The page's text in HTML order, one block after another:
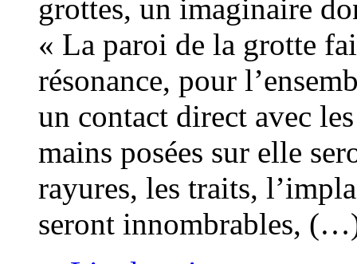
grottes, un imaginaire
« La paroi de la grotte
résonance, pour
un contact direct avec
mains posées sur elle
rayures, les traits,
seront innombrables,